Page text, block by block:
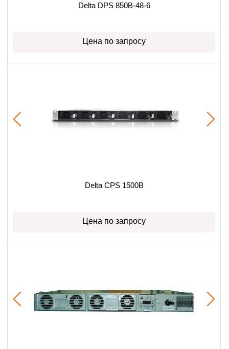
Delta DPS 850B-48-6
Цена по запросу
Delta CPS 1500B
Цена по запросу